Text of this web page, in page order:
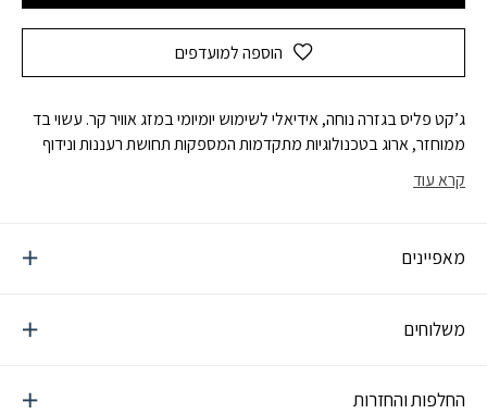
הוספה למועדפים
ג’קט פליס בגזרה נוחה, אידיאלי לשימוש יומיומי במזג אוויר קר. עשוי בד
ממוחזר, ארוג בטכנולוגיות מתקדמות המספקות תחושת רעננות ונידוף
שמתאים גם לשטח וגם לעיר. שכבה חמימה ונוחה – ללוק חורפי שהוא גם
קרא עוד
מאפיינים
משלוחים
החלפות והחזרות